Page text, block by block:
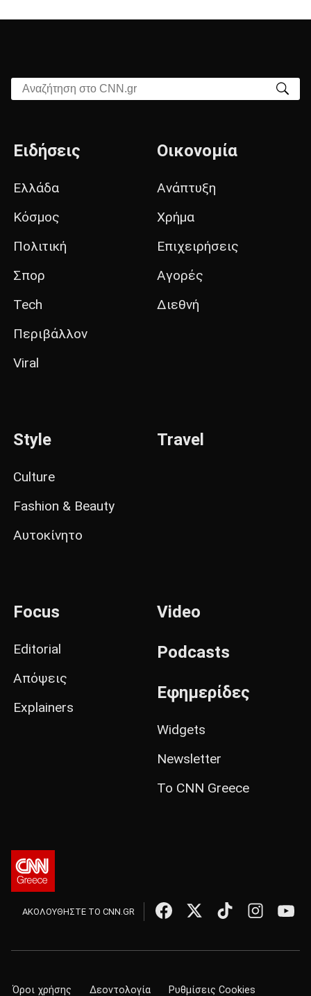
Αναζήτηση στο CNN.gr
Ειδήσεις
Ελλάδα
Κόσμος
Πολιτική
Σπορ
Tech
Περιβάλλον
Viral
Οικονομία
Ανάπτυξη
Χρήμα
Επιχειρήσεις
Αγορές
Διεθνή
Style
Culture
Fashion & Beauty
Αυτοκίνητο
Travel
Focus
Editorial
Απόψεις
Explainers
Video
Podcasts
Εφημερίδες
Widgets
Newsletter
Το CNN Greece
ΑΚΟΛΟΥΘΗΣΤΕ ΤΟ CNN.GR
Όροι χρήσης Δεοντολογία Ρυθμίσεις Cookies